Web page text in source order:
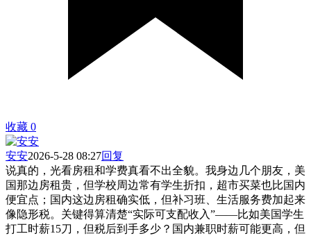
收藏 0
安安2026-5-28 08:27回复
说真的，光看房租和学费真看不出全貌。我身边几个朋友，美
国那边房租贵，但学校周边常有学生折扣，超市买菜也比国内
便宜点；国内这边房租确实低，但补习班、生活服务费加起来
像隐形税。关键得算清楚“实际可支配收入”——比如美国学生
打工时薪15刀，但税后到手多少？国内兼职时薪可能更高，但